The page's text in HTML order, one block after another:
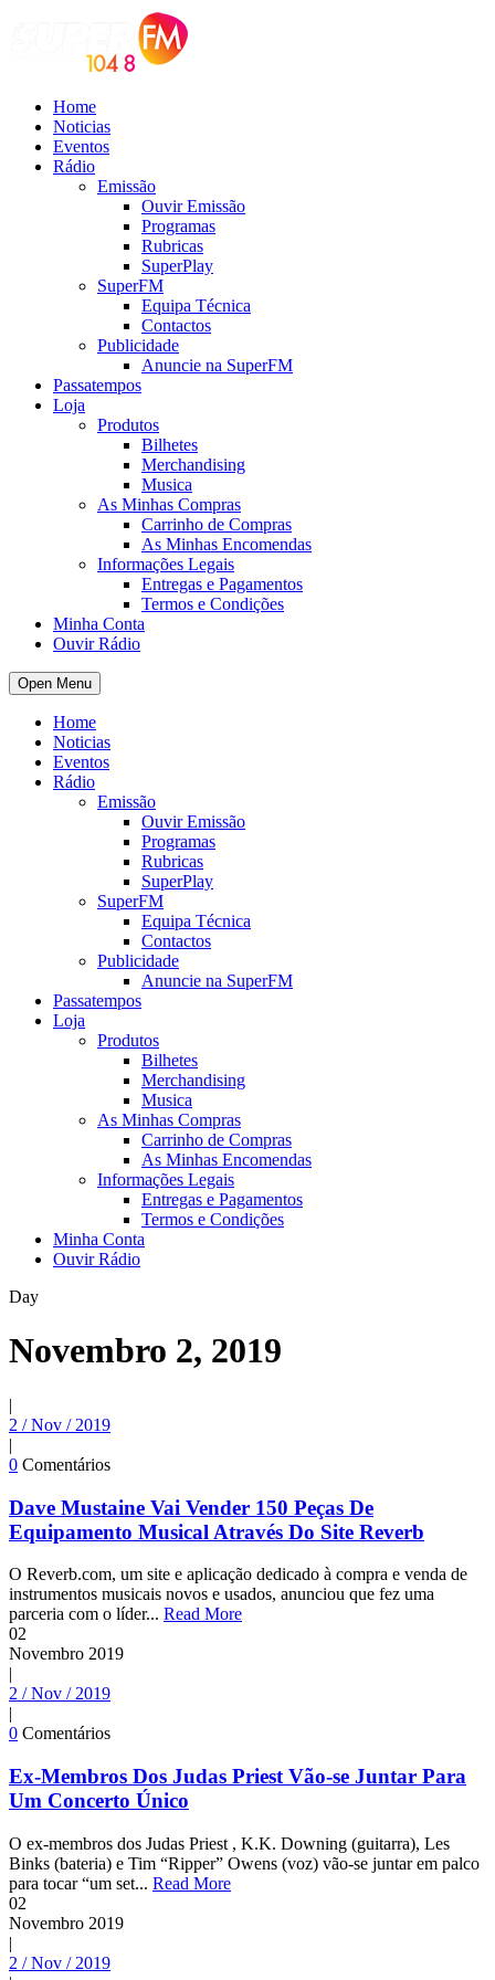
Home
Noticias
Eventos
Rádio
Emissão
Ouvir Emissão
Programas
Rubricas
SuperPlay
SuperFM
Equipa Técnica
Contactos
Publicidade
Anuncie na SuperFM
Passatempos
Loja
Produtos
Bilhetes
Merchandising
Musica
As Minhas Compras
Carrinho de Compras
As Minhas Encomendas
Informações Legais
Entregas e Pagamentos
Termos e Condições
Minha Conta
Ouvir Rádio
Open Menu
Home
Noticias
Eventos
Rádio
Emissão
Ouvir Emissão
Programas
Rubricas
SuperPlay
SuperFM
Equipa Técnica
Contactos
Publicidade
Anuncie na SuperFM
Passatempos
Loja
Produtos
Bilhetes
Merchandising
Musica
As Minhas Compras
Carrinho de Compras
As Minhas Encomendas
Informações Legais
Entregas e Pagamentos
Termos e Condições
Minha Conta
Ouvir Rádio
Day
Novembro 2, 2019
|
2 / Nov / 2019
|
0 Comentários
Dave Mustaine Vai Vender 150 Peças De
Equipamento Musical Através Do Site Reverb
O Reverb.com, um site e aplicação dedicado à compra e venda de
instrumentos musicais novos e usados, anunciou que fez uma
parceria com o líder... Read More
02
Novembro 2019
|
2 / Nov / 2019
|
0 Comentários
Ex-Membros Dos Judas Priest Vão-se Juntar Para
Um Concerto Único
O ex-membros dos Judas Priest , K.K. Downing (guitarra), Les
Binks (bateria) e Tim “Ripper” Owens (voz) vão-se juntar em palco
para tocar “um set... Read More
02
Novembro 2019
|
2 / Nov / 2019